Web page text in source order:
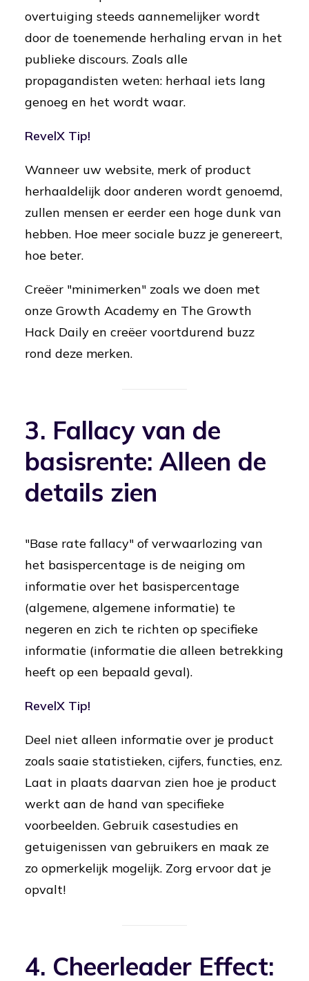
overtuiging steeds aannemelijker wordt
door de toenemende herhaling ervan in het
publieke discours. Zoals alle
propagandisten weten: herhaal iets lang
genoeg en het wordt waar.
RevelX Tip!
Wanneer uw website, merk of product
herhaaldelijk door anderen wordt genoemd,
zullen mensen er eerder een hoge dunk van
hebben. Hoe meer sociale buzz je genereert,
hoe beter.
Creëer "minimerken" zoals we doen met
onze Growth Academy en The Growth
Hack Daily en creëer voortdurend buzz
rond deze merken.
3. Fallacy van de
basisrente: Alleen de
details zien
"Base rate fallacy" of verwaarlozing van
het basispercentage is de neiging om
informatie over het basispercentage
(algemene, algemene informatie) te
negeren en zich te richten op specifieke
informatie (informatie die alleen betrekking
heeft op een bepaald geval).
RevelX Tip!
Deel niet alleen informatie over je product
zoals saaie statistieken, cijfers, functies, enz.
Laat in plaats daarvan zien hoe je product
werkt aan de hand van specifieke
voorbeelden. Gebruik casestudies en
getuigenissen van gebruikers en maak ze
zo opmerkelijk mogelijk. Zorg ervoor dat je
opvalt!
4. Cheerleader Effect: